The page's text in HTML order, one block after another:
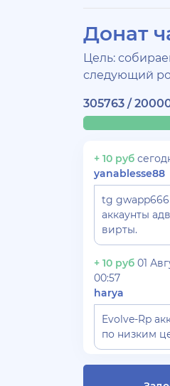
Донат
Цель:
следующий
305763 /
+ 10 руб
yanablesse88
tg
аккаунты
вирты.
+ 10 руб 01
00:57
harya
Evolve-Rp
по низким
+ 10 руб 30